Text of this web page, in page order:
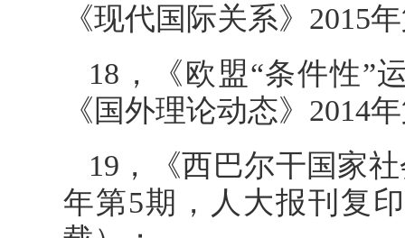
《现代国际关系》2015
18，《欧盟“条件性”
《国外理论动态》2014
19，《西巴尔干国家
年第5期，人大报刊复